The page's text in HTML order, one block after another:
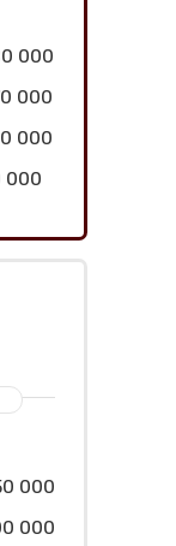
000
000
000
000
000
000